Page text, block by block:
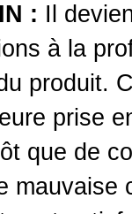
: Il
à la
produit.
prise
que de
mauvaise